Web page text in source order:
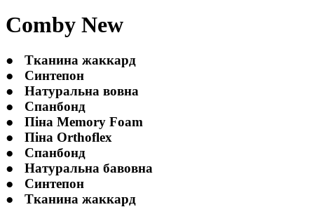
Comby New
●
Тканина жаккард
●
Синтепон
●
Натуральна вовна
●
Спанбонд
●
Піна Memory Foam
●
Піна Orthoflex
●
Спанбонд
●
Натуральна бавовна
●
Синтепон
●
Тканина жаккард